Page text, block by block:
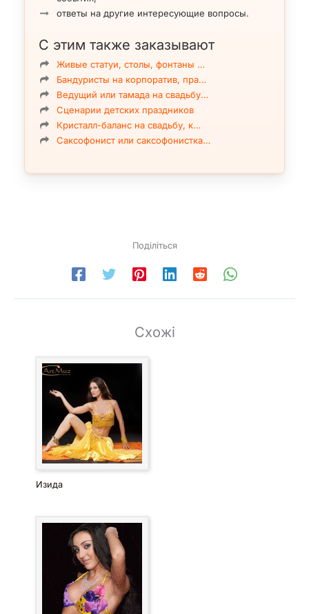
ответы на другие интересующие вопросы.
С этим также заказывают
Живые статуи, столы, фонтаны …
Бандуристы на корпоратив, пра…
Ведущий или тамада на свадьбу…
Сценарии детских праздников
Кристалл-баланс на свадьбу, к…
Саксофонист или саксофонистка…
Поділіться
Схожі
Изида